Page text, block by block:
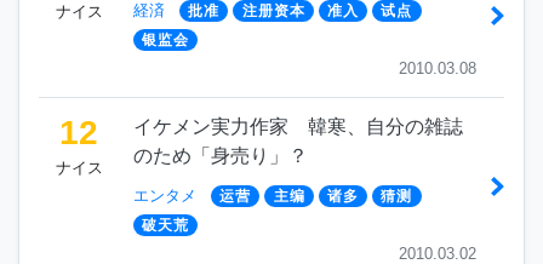
ナイス 経済 批准 注册资本 准入
试点
银监会
2010.03.08
12
ナイス
イケメン実力作家 韓寒、自分の雑誌
のため「身売り」？
エンタメ 运营 主编 诸多
猜测
破天荒
2010.03.02